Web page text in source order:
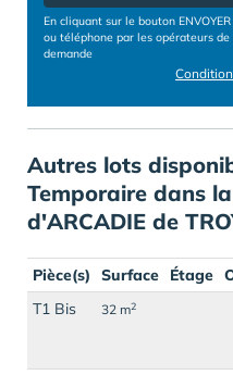
En cliquant sur le bouton
ou téléphone par les opérateurs
demande
Autres lots
Temporaire dans
d'ARCADIE de
Pièce(s) Surface Étage
T1 Bis
32 m2